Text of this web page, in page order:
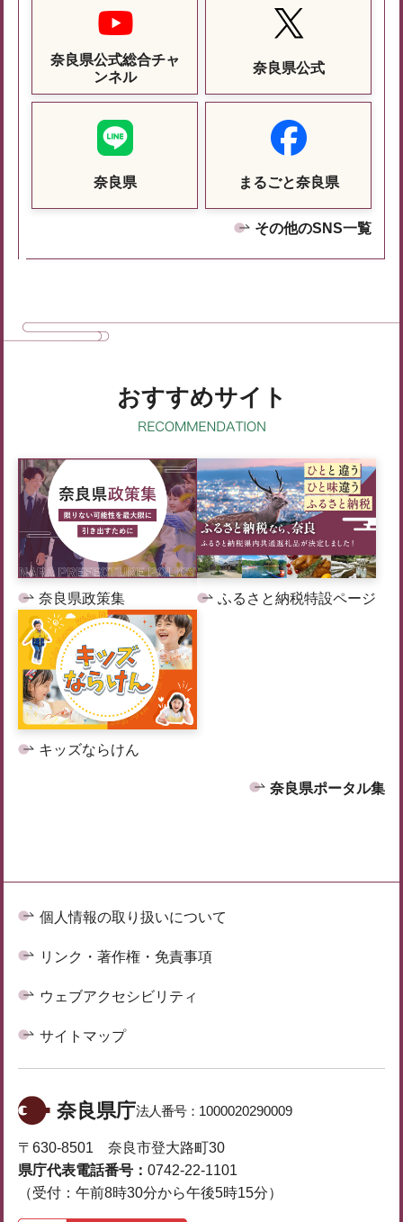
奈良県公式総合チャ
ンネル
奈良県公式
奈良県 まるごと奈良県
その他のSNS一覧
おすすめサイト
奈良県政策集 ふるさと納税特設ページ
キッズならけん
奈良県ポータル集
個人情報の取り扱いについて
リンク・著作権・免責事項
ウェブアクセシビリティ
サイトマップ
奈良県庁法人番号： 1000020290009
〒630-8501 奈良市登大路町30
県庁代表電話番号： 0742-22-1101
（受付：午前8時30分から午後5時15分）